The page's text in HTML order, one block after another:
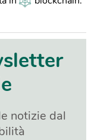
notizie dal